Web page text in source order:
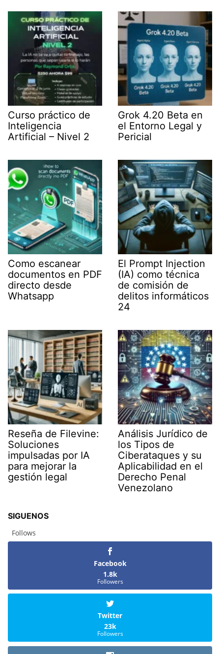
e
r
)
n
p
m
Curso práctico de
Inteligencia
Artificial – Nivel 2
Grok 4.20 Beta en
el Entorno Legal y
Pericial
Como escanear
documentos en PDF
directo desde
Whatsapp
El Prompt Injection
(IA) como técnica
de comisión de
delitos informáticos
24
Reseña de Filevine:
Soluciones
impulsadas por IA
para mejorar la
gestión legal
Análisis Jurídico de
los Tipos de
Ciberataques y su
Aplicabilidad en el
Derecho Penal
Venezolano
SIGUENOS
Follows
Facebook
1.8k
Followers
Twitter
23k
Followers